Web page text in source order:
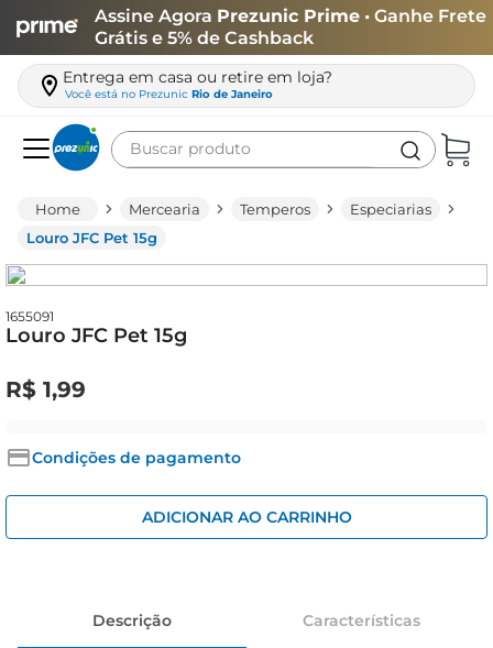
Assine Agora Prezunic Prime • Ganhe Frete
Grátis e 5% de Cashback
Entrega em casa ou retire em loja?
Você está no Prezunic Rio de Janeiro
Buscar produto
Mercearia Temperos
Especiarias
Louro JFC Pet 15g
1655091
Louro JFC Pet 15g
R$ 1,99
Condições de pagamento
ADICIONAR AO CARRINHO
Descrição Características
leite
queijo
biscoito
arroz
iogurte